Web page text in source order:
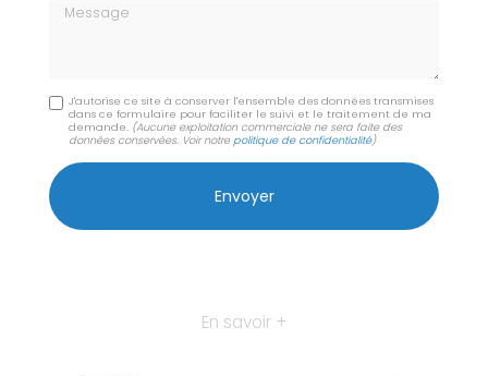
Message
J'autorise ce site à conserver l'ensemble des données transmises
dans ce formulaire pour faciliter le suivi et le traitement de ma
demande. (Aucune exploitation commerciale ne sera faite des
données conservées. Voir notrepolitique de confidentialité)
En savoir +